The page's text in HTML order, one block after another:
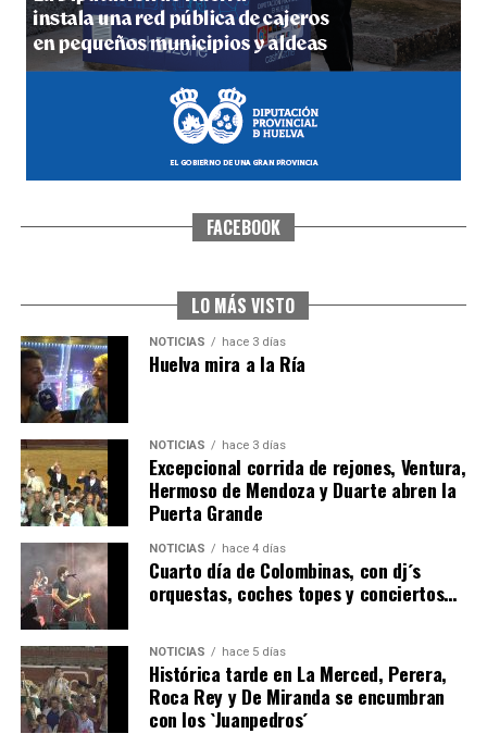
hace 5 días·Huelvatv
SEXTA CORRIDA DE LAS FIESTAS COLOMBINAS
6º DÍA DE LAS FIESTAS COLOMBINAS 2026
hace 3 días Huelvatv
FACEBOOK
LO MÁS VISTO
NOTICIAS hace 3 días
Huelva mira a la Ría
NOTICIAS hace 3 días
Excepcional corrida de rejones, Ventura,
Hermoso de Mendoza y Duarte abren la
Puerta Grande
NOTICIAS hace 4 días
Cuarto día de Colombinas, con dj´s
orquestas, coches topes y conciertos…
NOTICIAS hace 5 días
Histórica tarde en La Merced, Perera,
Roca Rey y De Miranda se encumbran
con los `Juanpedros´